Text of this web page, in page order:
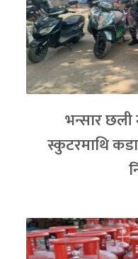
भन्सार छली
स्कुटरमाथि